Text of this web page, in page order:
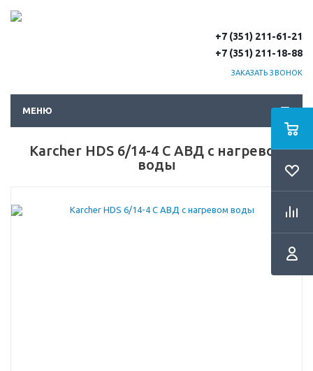
+7 (351) 211-61-21
+7 (351) 211-18-88
ЗАКАЗАТЬ ЗВОНОК
МЕНЮ
Karcher HDS 6/14-4 С АВД с нагревом
воды